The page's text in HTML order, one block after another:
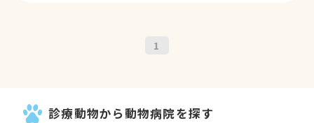
院に通院をしたいと思います。
1
診療動物から動物病院を探す